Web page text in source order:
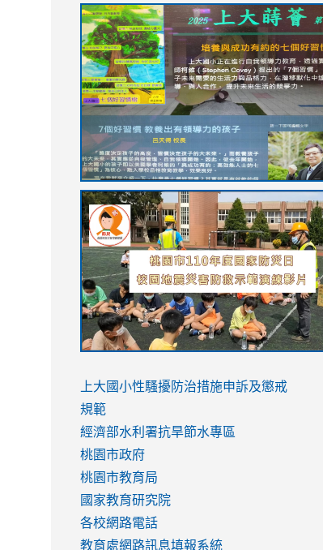
YfDQppRvyMk686kIw6SBbssEIZ6WnT/
usp=sharing
to
https://drive.google.com/file/d/1I-
YfDQppRvyMk686kIw6SBbssEIZ6WnT/
usp=sharing
to
https://sites.google.com/stes.tyc.edu.tw/
link
to
https://sites.google.com/stes.tyc.edu.tw/
link
to
https://drive.google.com/file/d/
usp=sharing
link
to
https://youtu.be/jJOMVWY3-
8M
link
to
https://drive.google.com/file/d/
usp=sharing
to
https://www.youtube.com/watch?
v=hC_gdZndU9s
to
https://www.youtube.com/watch?
v=hC_gdZndU9s
link
to
https://www.youtube.com/watch?
v=mfpNykQ0g4M
上大國小性騷擾防治措施申訴及懲戒
規範
經濟部水利署抗旱節水專區
桃園市政府
桃園市教育局
國家教育研究院
各校網路電話
教育處網路訊息填報系統